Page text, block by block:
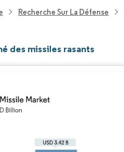
Recherche Sur La Défense
des missiles rasants